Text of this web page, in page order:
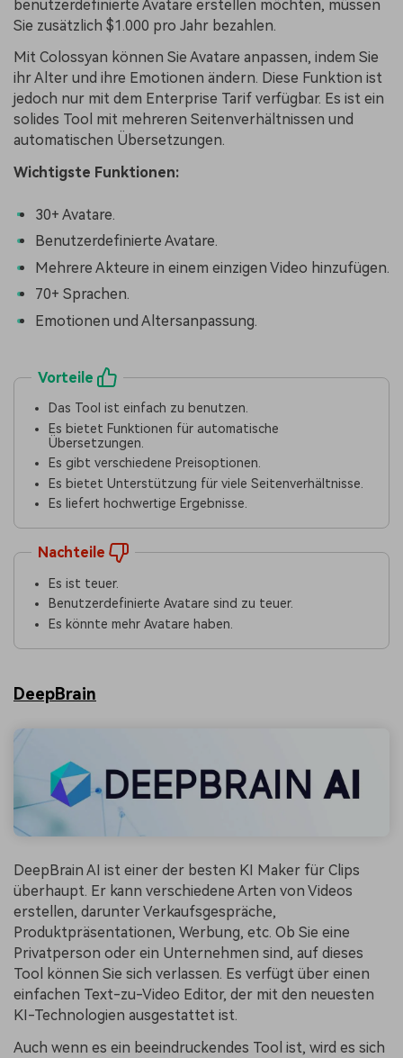
benutzerdefinierte Avatare erstellen möchten, müssen
Sie zusätzlich $1.000 pro Jahr bezahlen.
Mit Colossyan können Sie Avatare anpassen, indem Sie
ihr Alter und ihre Emotionen ändern. Diese Funktion ist
jedoch nur mit dem Enterprise Tarif verfügbar. Es ist ein
solides Tool mit mehreren Seitenverhältnissen und
automatischen Übersetzungen.
Wichtigste Funktionen:
30+ Avatare.
Benutzerdefinierte Avatare.
Mehrere Akteure in einem einzigen Video hinzufügen.
70+ Sprachen.
Emotionen und Altersanpassung.
Vorteile
Das Tool ist einfach zu benutzen.
Es bietet Funktionen für automatische
Übersetzungen.
Es gibt verschiedene Preisoptionen.
Es bietet Unterstützung für viele Seitenverhältnisse.
Es liefert hochwertige Ergebnisse.
Nachteile
Es ist teuer.
Benutzerdefinierte Avatare sind zu teuer.
Es könnte mehr Avatare haben.
DeepBrain
DeepBrain AI ist einer der besten KI Maker für Clips
überhaupt. Er kann verschiedene Arten von Videos
erstellen, darunter Verkaufsgespräche,
Produktpräsentationen, Werbung, etc. Ob Sie eine
Privatperson oder ein Unternehmen sind, auf dieses
Tool können Sie sich verlassen. Es verfügt über einen
einfachen Text-zu-Video Editor, der mit den neuesten
KI-Technologien ausgestattet ist.
Auch wenn es ein beeindruckendes Tool ist, wird es sich